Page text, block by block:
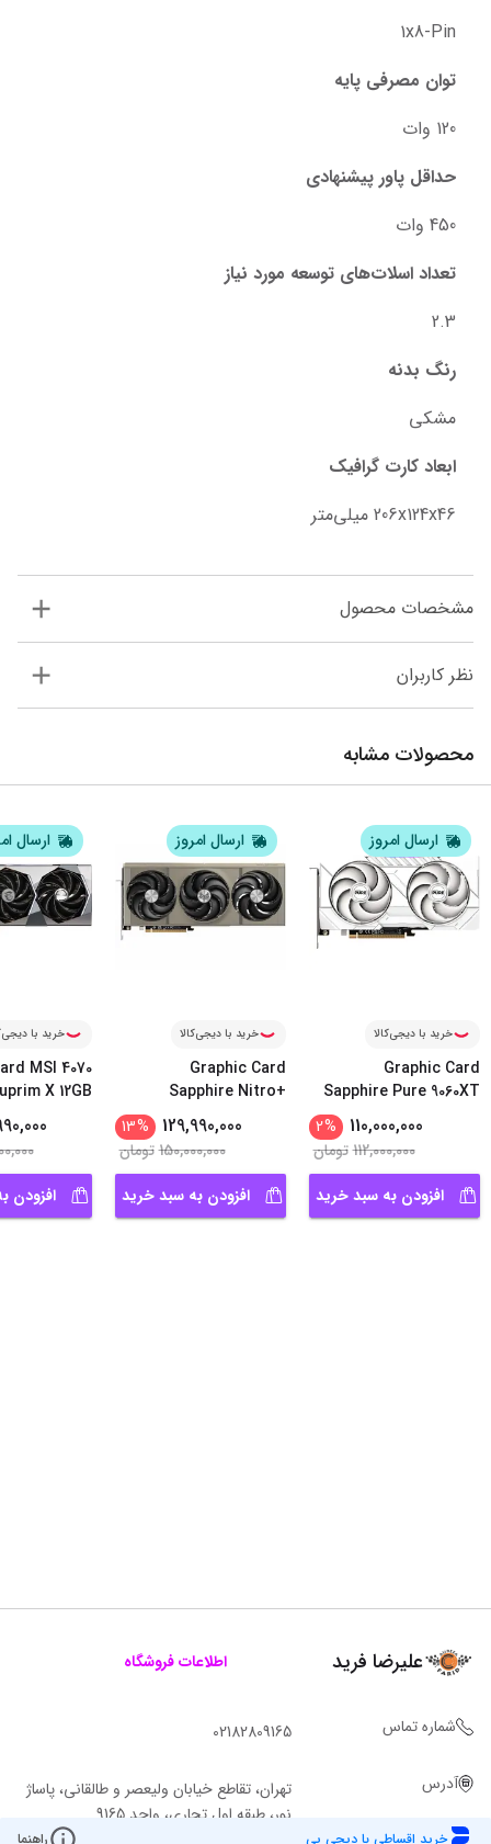
1x8-Pin
توان مصرفی پایه
120 وات
حداقل پاور پیشنهادی
450 وات
تعداد اسلات‌های توسعه مورد نیاز
2.3
رنگ بدنه
مشکی
ابعاد کارت گرافیک
206x124x46 میلی‌متر
مشخصات محصول
نظر کاربران
محصولات مشابه
ارسال امروز
خرید با دیجی‌کالا
Graphic Card
Sapphire Pure 9060XT
110,000,000
%
2
112,000,000تومان
افزودن به سبد خرید
ارسال امروز
خرید با دیجی‌کالا
Graphic Card
Sapphire Nitro+
...
129,990,000
%
13
150,000,000تومان
افزودن به سبد خرید
ارسال
خرید با
MSI 4070
X 12GB
افزودن
خرید اقساطی با دیجی پی راهنما
علیرضا فرید اطلاعات فروشگاه
شماره تماس 02182809165
آدرس
تهران، تقاطع خیابان ولیعصر و طالقانی، پاساژ
نور، طبقه اول تجاری، واحد 9165